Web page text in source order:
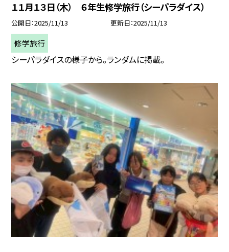
１１月１３日（木） ６年生修学旅行（シーパラダイス）
公開日 2025/11/13 更新日 2025/11/13
修学旅行
シーパラダイスの様子から。ランダムに掲載。